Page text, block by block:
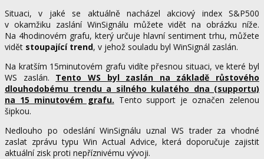
Situaci, v jaké se aktuálně nacházel akciový index S&P500
v okamžiku zaslání WinSignálu můžete vidět na obrázku níže.
Na 4hodinovém grafu, který určuje hlavní sentiment trhu, můžete
vidět stoupající trend, v jehož souladu byl WinSignál zaslán.
Na kratším 15minutovém grafu vidíte přesnou situaci, ve které byl
WS zaslán. Tento WS byl zaslán na základě růstového
dlouhodobému trendu a silného kulatého dna (supportu)
na 15 minutovém grafu. Tento support je označen zelenou
šipkou.
Nedlouho po odeslání WinSignálu uznal WS trader za vhodné
zaslat zprávu typu Win Actual Advice, která doporučuje zajistit
aktuální zisk proti nepříznivému vývoji.